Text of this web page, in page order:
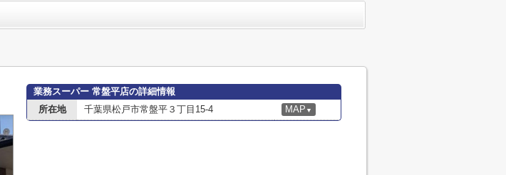
業務スーパー 常盤平店の詳細情報
所在地
千葉県松戸市常盤平３丁目15-4 MAP ▼